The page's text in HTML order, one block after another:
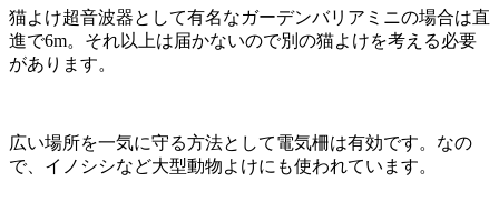
猫よけ超音波器として有名なガーデンバリアミニの場合は直
進で6m。それ以上は届かないので別の猫よけを考える必要
があります。
広い場所を一気に守る方法として電気柵は有効です。なの
で、イノシシなど大型動物よけにも使われています。